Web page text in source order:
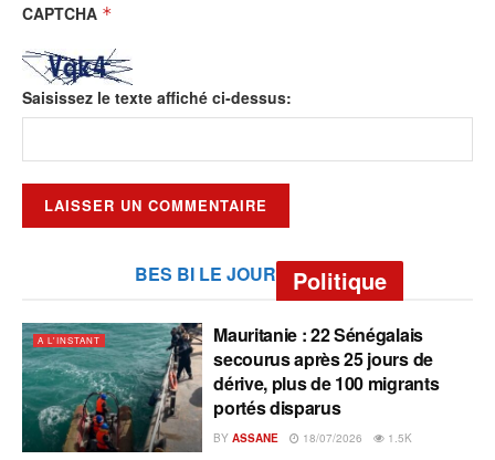
CAPTCHA *
Saisissez le texte affiché ci-dessus:
BES BI LE JOUR Politique
A L'INSTANT
Mauritanie : 22 Sénégalais
secourus après 25 jours de
dérive, plus de 100 migrants
portés disparus
BY ASSANE 18/07/2026 1.5K